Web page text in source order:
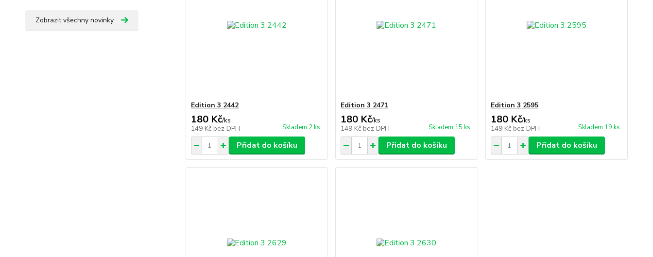
Zobrazit všechny novinky
Edition 3 2442
180 Kč/ks
149 Kč bez DPH Skladem 2 ks
Přidat do košíku
Edition 3 2471
180 Kč/ks
149 Kč bez DPH Skladem 15 ks
Přidat do košíku
Edition 3 2595
180 Kč/ks
149 Kč bez DPH Skladem 19 ks
Přidat do košíku